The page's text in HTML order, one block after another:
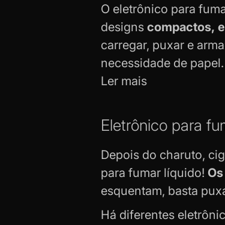
O eletrônico para
designs compactos,
carregar, puxar e
necessidade de
Ler mais
Eletrônico para
Depois do charuto,
para fumar líquido!
esquentam, basta
Há diferentes